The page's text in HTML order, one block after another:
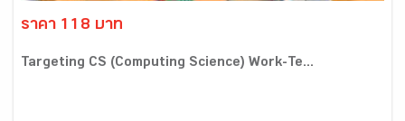
ราคา 118 บาท
Targeting CS (Computing Science) Work-Te...